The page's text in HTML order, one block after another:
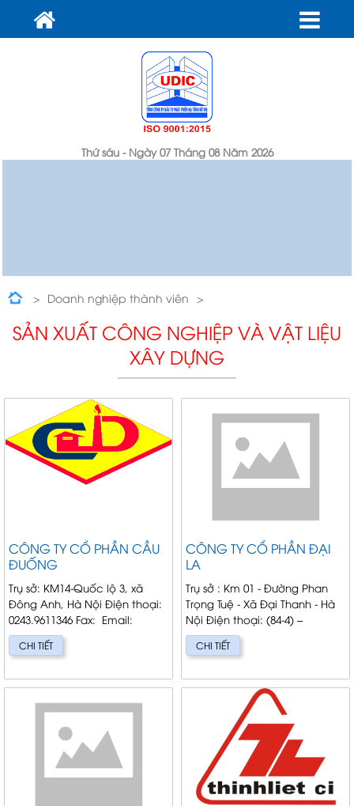
Thứ sáu - Ngày 07 Tháng 08 Năm 2026
Doanh nghiệp thành viên
SẢN XUẤT CÔNG NGHIỆP VÀ VẬT LIỆU
XÂY DỰNG
CÔNG TY CỔ PHẦN CẦU
ĐUỐNG
Trụ sở: KM14-Quốc lộ 3, xã
Đông Anh, Hà Nội Điện thoại:
0243.9611346 Fax: Email:
cdc@cauduong.com.vn
Giám đốc: Ngô Th&agra...
CHI TIẾT
CÔNG TY CỔ PHẦN ĐẠI
LA
Trụ sở : Km 01 - Đường Phan
Trọng Tuệ - Xã Đại Thanh - Hà
Nội Điện thoại: (84-4) –
36882375 – 36882379 Fax : (84-4)
– 6 883 229 Gi...
CHI TIẾT